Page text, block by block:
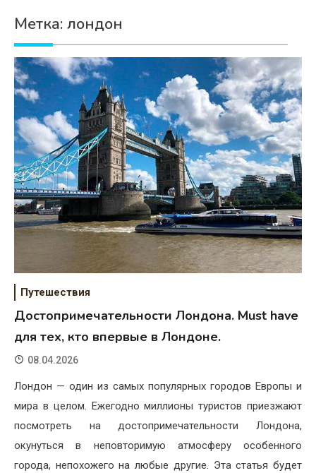
Свадьба
Дом
Жизнь
Хобби
Красота
Недвижимость
Метка: лондон
Путешествия
Достопримечательности Лондона. Must have
для тех, кто впервые в Лондоне.
08.04.2026
Лондон — один из самых популярных городов Европы и
мира в целом. Ежегодно миллионы туристов приезжают
посмотреть на достопримечательности Лондона,
окунуться в неповторимую атмосферу особенного
города, непохожего на любые другие. Эта статья будет